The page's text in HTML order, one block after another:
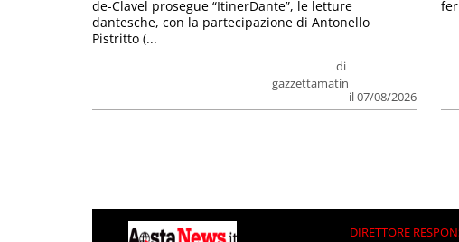
di
gazzettamatin
il 07/08/2026
de-Clavel prosegue “ItinerDante”, le letture
dantesche, con la partecipazione di Antonello
Pistritto (...
DIRETTORE